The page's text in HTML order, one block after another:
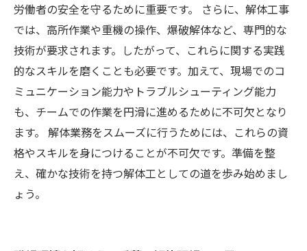
労働者の安全を守るために重要です。 さらに、解体工事
では、高所作業や重機の操作、爆破解体など、専門的な
技術が要求されます。したがって、これらに関する実践
的なスキルを磨くことも必要です。加えて、現場でのコ
ミュニケーション能力やトラブルシューティング能力
も、チームでの作業を円滑に進めるために不可欠となり
ます。 解体業務をスムーズに行うためには、これらの資
格やスキルを身につけることが不可欠です。準備を整
え、確かな技術を持つ解体工としての道を歩み始めまし
ょう。